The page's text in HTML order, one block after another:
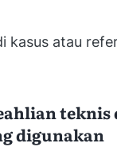
kasus atau
teknis
digunakan